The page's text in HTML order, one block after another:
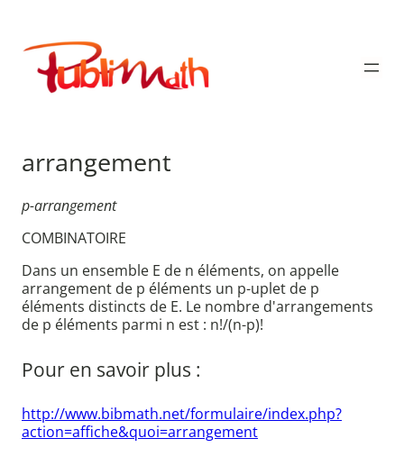
contenu
Publimath
arrangement
p-arrangement
COMBINATOIRE
Dans un ensemble E de n éléments, on appelle
arrangement de p éléments un p-uplet de p
éléments distincts de E. Le nombre d'arrangements
de p éléments parmi n est : n!/(n-p)!
Pour en savoir plus :
http://www.bibmath.net/formulaire/index.php?
action=affiche&quoi=arrangement